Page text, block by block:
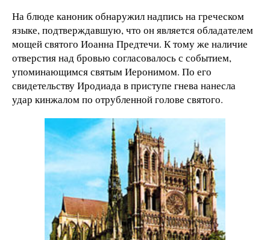
На блюде каноник обнаружил надпись на греческом
языке, подтверждавшую, что он является обладателем
мощей святого Иоанна Предтечи. К тому же наличие
отверстия над бровью согласовалось с событием,
упоминающимся святым Иеронимом. По его
свидетельству Иродиада в приступе гнева нанесла
удар кинжалом по отрубленной голове святого.